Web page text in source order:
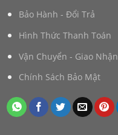
Bảo Hành - Đổi Trả
Hình Thức Thanh Toán
Vận Chuyển - Giao Nhận
Chính Sách Bảo Mật